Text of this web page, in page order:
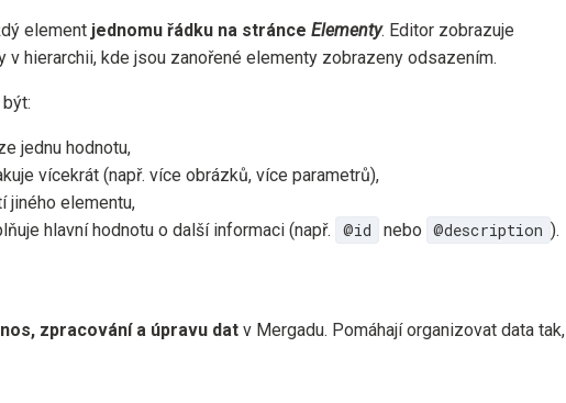
element jednomu řádku na stránce Elementy. Editor zobrazuje
hierarchii, kde jsou zanořené elementy zobrazeny odsazením.
jednu hodnotu,
vícekrát (např. více obrázků, více parametrů),
jiného elementu,
hlavní hodnotu o další informaci (např. @id nebo @description ).
zpracování a úpravu dat v Mergadu. Pomáhají organizovat data tak,